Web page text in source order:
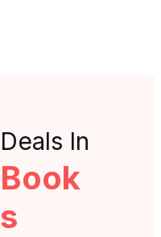
Deals In
Book
s